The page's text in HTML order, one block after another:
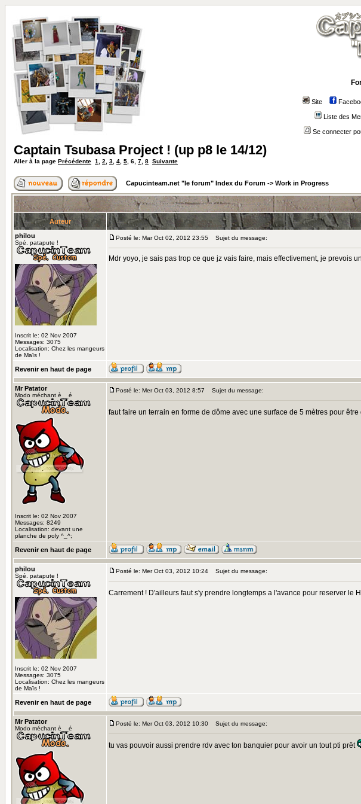
Site
Liste des
Se connecter
Captain Tsubasa Project ! (up p8 le 14/12)
Aller à la page Précédente 1 2 3 4 5 6 7 8 Suivante
Capucinteam.net "le forum" Index du Forum -> Work in Progress
Auteur
philou
Spé. patapute !
Inscrit le: 02 Nov 2007
Messages: 3075
Localisation: Chez les mangeurs
de Maïs !
Posté le: Mar Oct 02, 2012 23:55 Sujet du message:
Mdr yoyo, je sais pas trop ce que jz vais faire, mais effectivement, je prevois
Revenir en haut de page
Mr Patator
Modo méchant è__é
Inscrit le: 02 Nov 2007
Messages: 8249
Localisation: devant une
planche de poly ^_^;
Posté le: Mer Oct 03, 2012 8:57 Sujet du message:
faut faire un terrain en forme de dôme avec une surface de 5 mètres pour
Revenir en haut de page
philou
Spé. patapute !
Inscrit le: 02 Nov 2007
Messages: 3075
Localisation: Chez les mangeurs
de Maïs !
Posté le: Mer Oct 03, 2012 10:24 Sujet du message:
Carrement ! D'ailleurs faut s'y prendre longtemps a l'avance pour reserver
Revenir en haut de page
Mr Patator
Modo méchant è__é
Posté le: Mer Oct 03, 2012 10:30 Sujet du message:
tu vas pouvoir aussi prendre rdv avec ton banquier pour avoir un tout pti prêt